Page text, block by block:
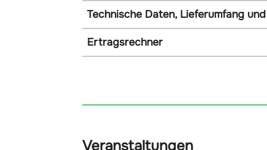
Technische Daten, Lieferumfang
Ertragsrechner
Veranstaltungen